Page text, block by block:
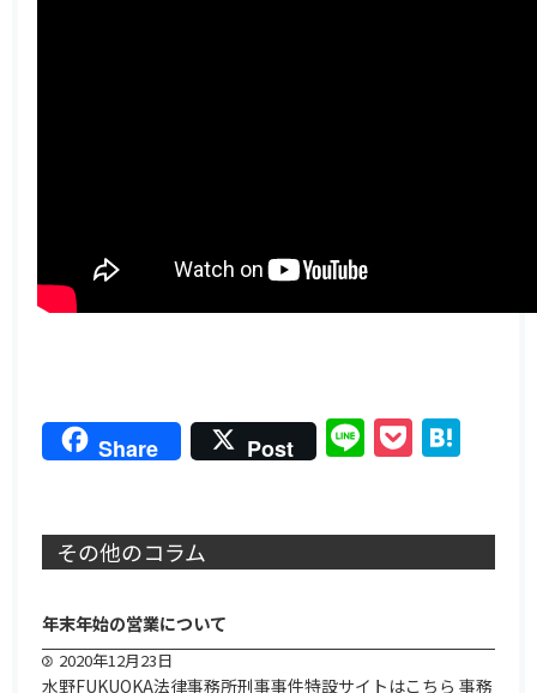
Share Post LinePocket
その他のコラム
年末年始の営業について
2020年12月23日
水野FUKUOKA法律事務所刑事事件特設サイトはこちら 事務